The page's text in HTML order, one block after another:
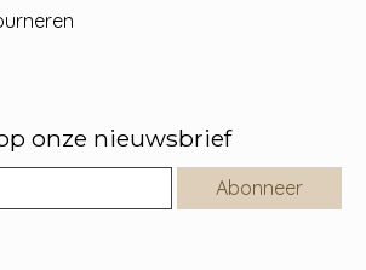
onze nieuwsbrief
Abonneer